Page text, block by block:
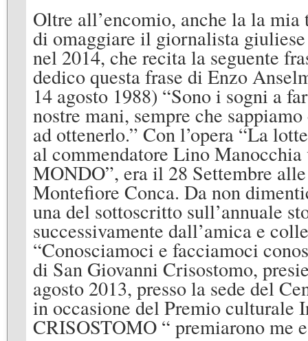
Oltre all’encomio, anche la la
di omaggiare il giornalista
nel 2014, che recita la seguente
dedico questa frase di Enzo
14 agosto 1988) “Sono i sogni a
nostre mani, sempre che
ad ottenerlo.” Con l’opera “La
al commendatore Lino
MONDO”, era il 28 Settembre
Montefiore Conca. Da non
una del sottoscritto sull’annuale
successivamente dall’amica e
“Conosciamoci e facciamoci
di San Giovanni Crisostomo,
agosto 2013, presso la sede del
in occasione del Premio culturale
CRISOSTOMO “ premiarono me